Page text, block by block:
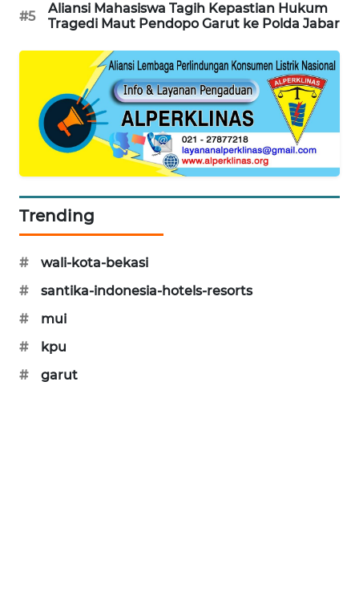
#5
Aliansi Mahasiswa Tagih Kepastian Hukum
Tragedi Maut Pendopo Garut ke Polda Jabar
Trending
#
wali-kota-bekasi
#
santika-indonesia-hotels-resorts
#
mui
#
kpu
#
garut
ID
SONYA
ASA
NEWS